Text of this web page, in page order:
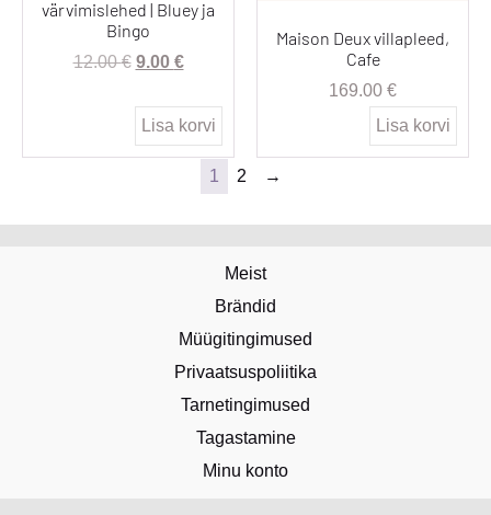
värvimislehed | Bluey ja
Bingo
12.00€ 9.00 €
Lisa korvi
Maison Deux villapleed,
Cafe
169.00 €
Lisa korvi
1 2 →
Meist
Brändid
Müügitingimused
Privaatsuspoliitika
Tarnetingimused
Tagastamine
Minu konto